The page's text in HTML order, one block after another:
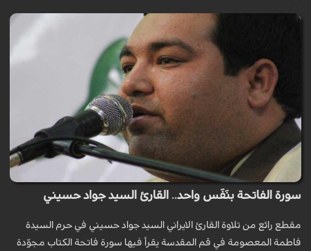
سورة الفاتحة بنَفَس واحد.. القارئ السيد جواد حسيني
مقطع رائع من تلاوة القارئ الايراني السيد جواد حسيني في حرم السيدة
فاطمة المعصومة في قم المقدسة يقرأ فيها سورة فاتحة الكتاب مجوّدة